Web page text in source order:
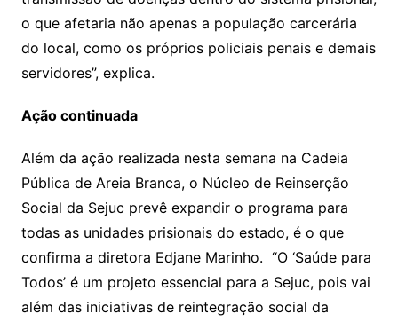
o que afetaria não apenas a população carcerária
do local, como os próprios policiais penais e demais
servidores”, explica.
Ação continuada
Além da ação realizada nesta semana na Cadeia
Pública de Areia Branca, o Núcleo de Reinserção
Social da Sejuc prevê expandir o programa para
todas as unidades prisionais do estado, é o que
confirma a diretora Edjane Marinho. “O ‘Saúde para
Todos’ é um projeto essencial para a Sejuc, pois vai
além das iniciativas de reintegração social da